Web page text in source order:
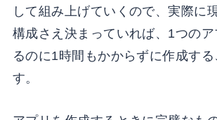
して組み上げていくので、実際に
構成さえ決まっていれば、1つの
るのに1時間もかからずに作成する
す。